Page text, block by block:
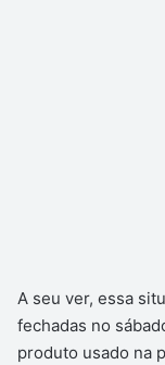
A seu ver, essa
fechadas no
produto usado na